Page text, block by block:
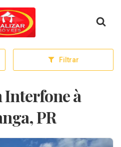
inicial
Filtrar
Interfone à
PR